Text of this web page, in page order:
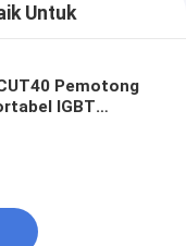
Untuk
Pemotong
IGBT